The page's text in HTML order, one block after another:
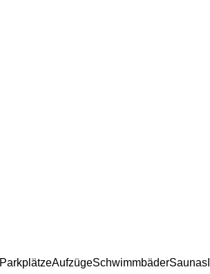
ParkplätzeAufzügeSchwimmbäderSaunas